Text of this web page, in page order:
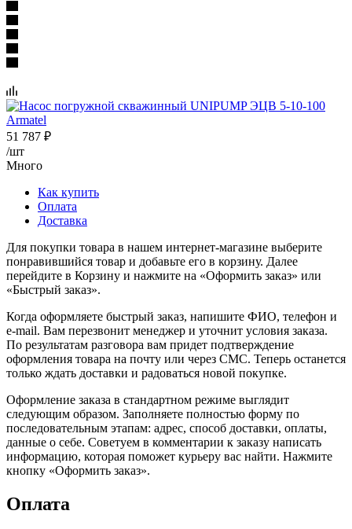
51 787 ₽
/шт
Много
Как купить
Оплата
Доставка
Для покупки товара в нашем интернет-магазине выберите
понравившийся товар и добавьте его в корзину. Далее
перейдите в Корзину и нажмите на «Оформить заказ» или
«Быстрый заказ».
Когда оформляете быстрый заказ, напишите ФИО, телефон и
e-mail. Вам перезвонит менеджер и уточнит условия заказа.
По результатам разговора вам придет подтверждение
оформления товара на почту или через СМС. Теперь останется
только ждать доставки и радоваться новой покупке.
Оформление заказа в стандартном режиме выглядит
следующим образом. Заполняете полностью форму по
последовательным этапам: адрес, способ доставки, оплаты,
данные о себе. Советуем в комментарии к заказу написать
информацию, которая поможет курьеру вас найти. Нажмите
кнопку «Оформить заказ».
Оплата